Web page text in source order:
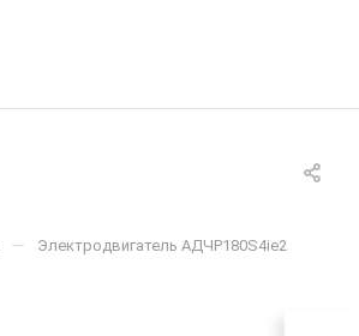
— Электродвигатель АДЧР180S4ie2